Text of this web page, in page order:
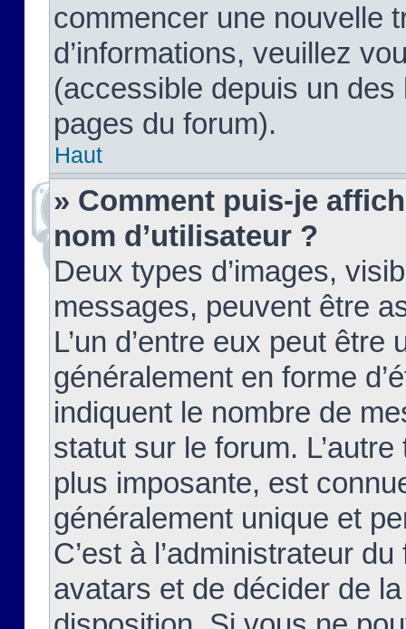
commencer une nouvelle
d’informations, veuillez
(accessible depuis un
pages du forum).
Haut
» Comment puis-je
nom d’utilisateur ?
Deux types d’images,
messages, peuvent être
L’un d’entre eux peut
généralement en forme
indiquent le nombre de
statut sur le forum.
plus imposante, est
généralement unique et
C’est à l’administrateur
avatars et de décider de